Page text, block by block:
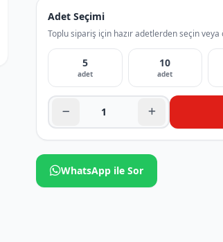
Adet Seçimi
Toplu sipariş için hazır adetlerden seçin
5
adet
10
adet
WhatsApp ile Sor